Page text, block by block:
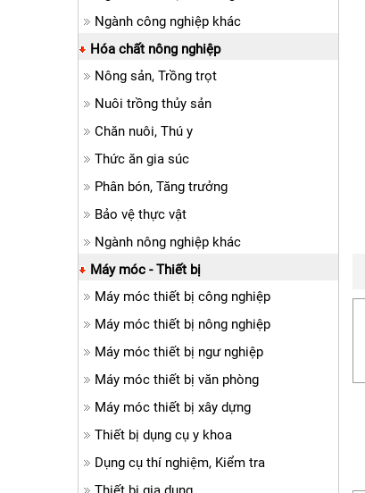
Ngành công nghiệp khác
Hóa chất nông nghiệp
Nông sản, Trồng trọt
Nuôi trồng thủy sản
Chăn nuôi, Thú y
Thức ăn gia súc
Phân bón, Tăng trưởng
Bảo vệ thực vật
Ngành nông nghiệp khác
Máy móc - Thiết bị
Máy móc thiết bị công nghiệp
Máy móc thiết bị nông nghiệp
Máy móc thiết bị ngư nghiệp
Máy móc thiết bị văn phòng
Máy móc thiết bị xây dựng
Thiết bị dụng cụ y khoa
Dụng cụ thí nghiệm, Kiểm tra